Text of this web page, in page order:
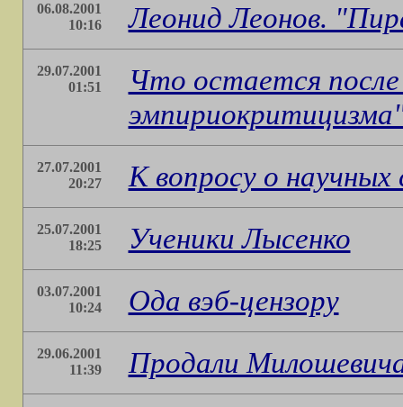
06.08.2001
10:16
Леонид Леонов.
29.07.2001
01:51
Что остается
27.07.2001
20:27
К вопросу о научных
25.07.2001
18:25
Ученики Лысенко
03.07.2001
10:24
Ода вэб-цензору
29.06.2001
11:39
Продали